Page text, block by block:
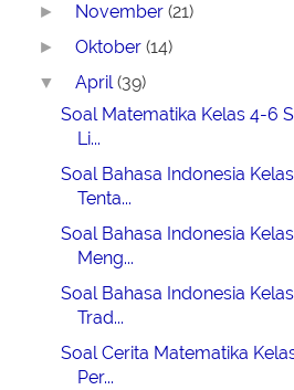
► November(21)
► Oktober(14)
▼ April(39)
Soal Matematika Kelas 4-6
Li...
Soal Bahasa Indonesia
Tenta...
Soal Bahasa Indonesia
Meng...
Soal Bahasa Indonesia
Trad...
Soal Cerita Matematika
Per...